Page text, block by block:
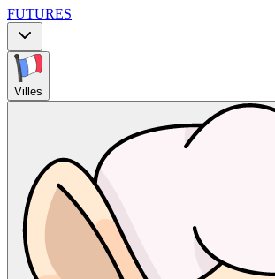
FUTURES
Villes